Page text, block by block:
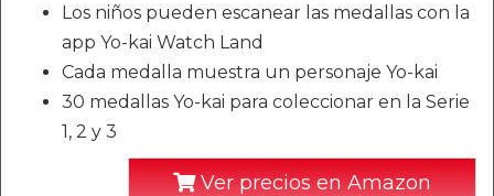
Los niños pueden escanear las medallas con la
app Yo-kai Watch Land
Cada medalla muestra un personaje Yo-kai
30 medallas Yo-kai para coleccionar en la Serie
1, 2 y 3
Ver precios en Amazon